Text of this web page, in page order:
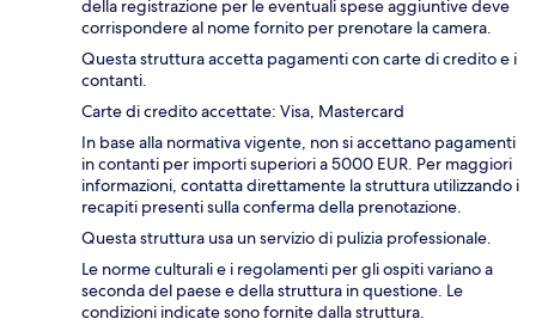
della registrazione per le eventuali spese aggiuntive deve
corrispondere al nome fornito per prenotare la camera.
Questa struttura accetta pagamenti con carte di credito e i
contanti.
Carte di credito accettate: Visa, Mastercard
In base alla normativa vigente, non si accettano pagamenti
in contanti per importi superiori a 5000 EUR. Per maggiori
informazioni, contatta direttamente la struttura utilizzando i
recapiti presenti sulla conferma della prenotazione.
Questa struttura usa un servizio di pulizia professionale.
Le norme culturali e i regolamenti per gli ospiti variano a
seconda del paese e della struttura in questione. Le
condizioni indicate sono fornite dalla struttura.